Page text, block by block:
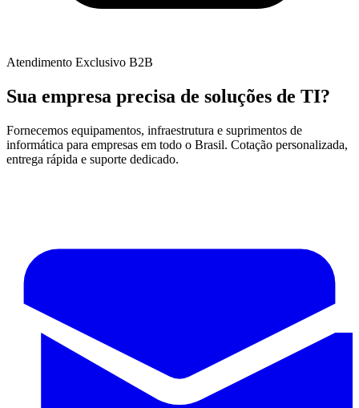
Atendimento Exclusivo B2B
Sua empresa precisa de soluções de TI?
Fornecemos equipamentos, infraestrutura e suprimentos de
informática para empresas em todo o Brasil. Cotação personalizada,
entrega rápida e suporte dedicado.